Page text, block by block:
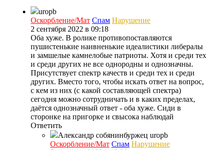
uropb
Оскорбление/Мат Спам Нарушение
2 сентября 2022 в 09:18
Оба хуже. В ролике противопоставляются
пушистенькие наивненькие идеалистики либералы
и замшелые камнелобые патриоты. Хотя и среди тех
и среди других не все однородны и однозначны.
Присутствует спектр качеств и среди тех и среди
других. Вместо того, чтобы искать ответ на вопрос,
с кем из них (с какой составляющей спектра)
сегодня можно сотрудничать и в каких пределах,
даётся однозначный ответ - оба хуже. Сиди в
сторонке на пригорке и свысока наблюдай
Ответить
Александр собянинбуржец uropb
Оскорбление/Мат Спам Нарушение